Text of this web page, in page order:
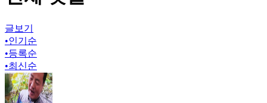
글보기
•인기순
•등록순
•최신순